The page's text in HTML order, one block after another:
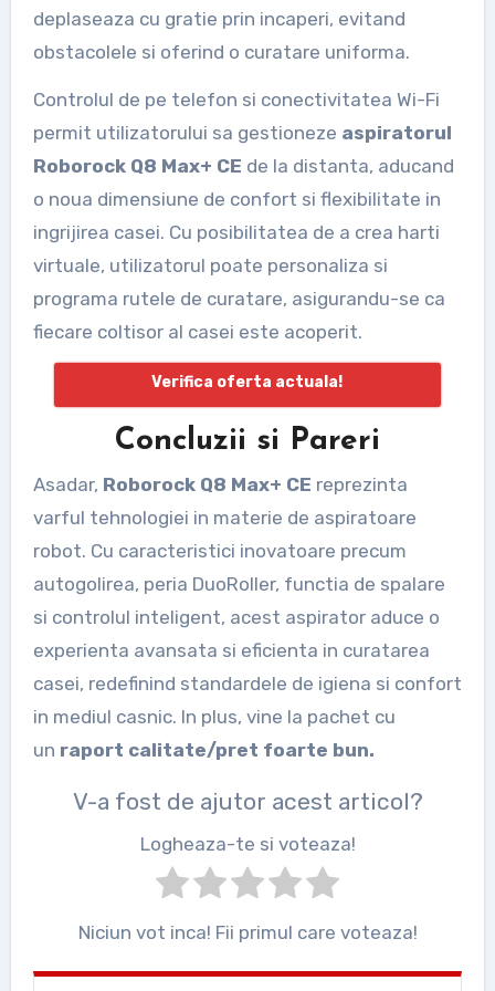
deplaseaza cu gratie prin incaperi, evitand
obstacolele si oferind o curatare uniforma.
Controlul de pe telefon si conectivitatea Wi-Fi
permit utilizatorului sa gestioneze aspiratorul
Roborock Q8 Max+ CE de la distanta, aducand
o noua dimensiune de confort si flexibilitate in
ingrijirea casei. Cu posibilitatea de a crea harti
virtuale, utilizatorul poate personaliza si
programa rutele de curatare, asigurandu-se ca
fiecare coltisor al casei este acoperit.
Verifica oferta actuala!
Concluzii si Pareri
Asadar, Roborock Q8 Max+ CE reprezinta
varful tehnologiei in materie de aspiratoare
robot. Cu caracteristici inovatoare precum
autogolirea, peria DuoRoller, functia de spalare
si controlul inteligent, acest aspirator aduce o
experienta avansata si eficienta in curatarea
casei, redefinind standardele de igiena si confort
in mediul casnic. In plus, vine la pachet cu
un raport calitate/pret foarte bun.
V-a fost de ajutor acest articol?
Logheaza-te si voteaza!
Niciun vot inca! Fii primul care voteaza!